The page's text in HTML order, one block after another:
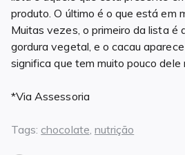
produto. O último é o que está em
Muitas vezes, o primeiro da lista é
gordura vegetal, e o cacau
significa que tem muito pouco dele
*Via Assessoria
Tags: chocolate, nutrição